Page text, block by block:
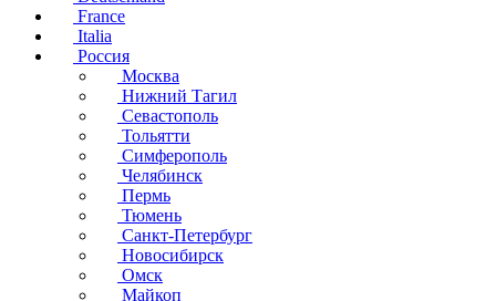
France
Italia
Россия
Москва
Нижний Тагил
Севастополь
Тольятти
Симферополь
Челябинск
Пермь
Тюмень
Санкт-Петербург
Новосибирск
Омск
Майкоп